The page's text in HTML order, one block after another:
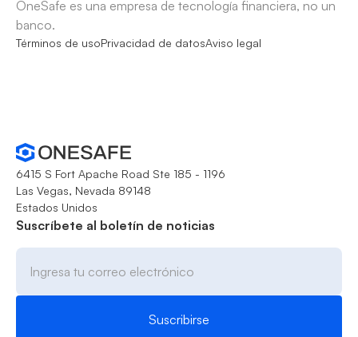
OneSafe es una empresa de tecnología financiera, no un
banco.
Términos de usoPrivacidad de datosAviso legal
6415 S Fort Apache Road Ste 185 - 1196
Las Vegas, Nevada 89148
Estados Unidos
Suscríbete al boletín de noticias